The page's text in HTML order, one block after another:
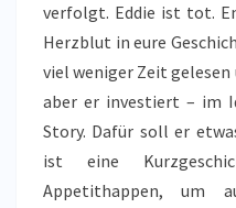
verfolgt. Eddie ist tot.
Herzblut in eure
viel weniger Zeit
aber er investiert – im
Story. Dafür soll er
ist eine
Appetithappen, um